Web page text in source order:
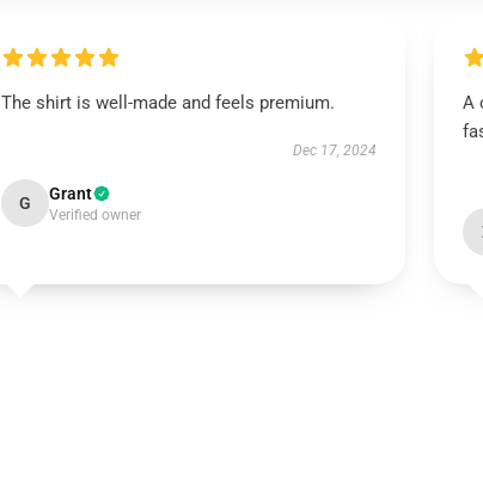
The shirt is well-made and feels premium.
Dec 17, 2024
G Grant
Verified owner
A